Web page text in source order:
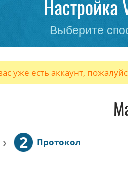
Настройка
Выберите
уже есть аккаунт,
› 2 Протокол